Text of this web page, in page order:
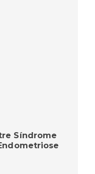
Síndrome